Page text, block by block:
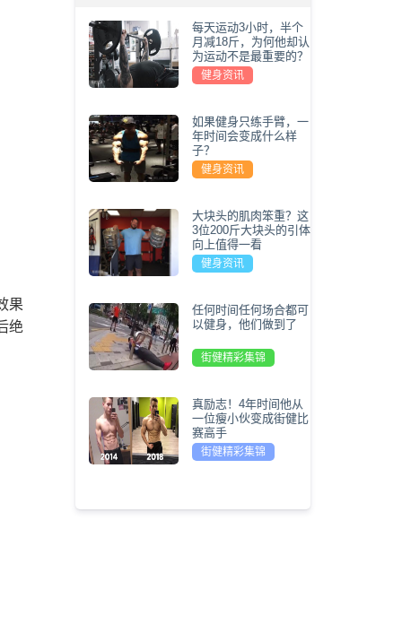
果
绝
每天运动3小时，半个
月减18斤，为何他却认
为运动不是最重要的？
健身资讯
如果健身只练手臂，一
年时间会变成什么样
子？
健身资讯
大块头的肌肉笨重？这
3位200斤大块头的引体
向上值得一看
健身资讯
任何时间任何场合都可
以健身，他们做到了
街健精彩集锦
真励志！4年时间他从
一位瘦小伙变成街健比
赛高手
街健精彩集锦